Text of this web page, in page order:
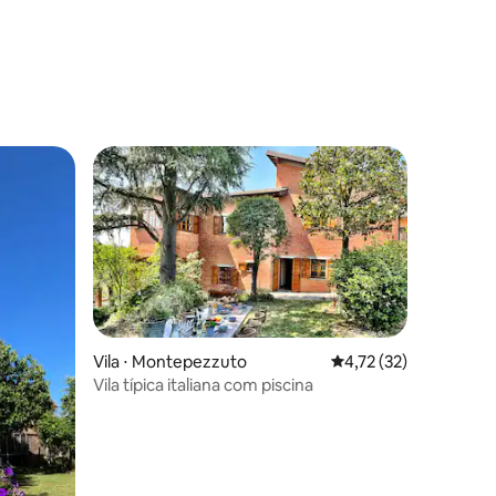
Vila ⋅ Montepezzuto 4,72 de uma
4,72 (32)
Vila típica italiana com piscina